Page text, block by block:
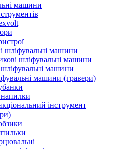
машини
шліфувальні машини
шліфувальні машини
шліфувальні машини
машини (гравери)
напилки
інструмент